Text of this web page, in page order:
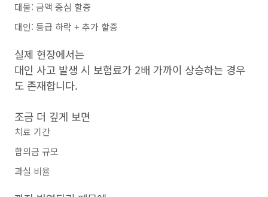
대물: 금액 중심 할증
대인: 등급 하락 + 추가 할증
실제 현장에서는
대인 사고 발생 시 보험료가 2배 가까이 상승하는 경우
도 존재합니다.
조금 더 깊게 보면
치료 기간
합의금 규모
과실 비율